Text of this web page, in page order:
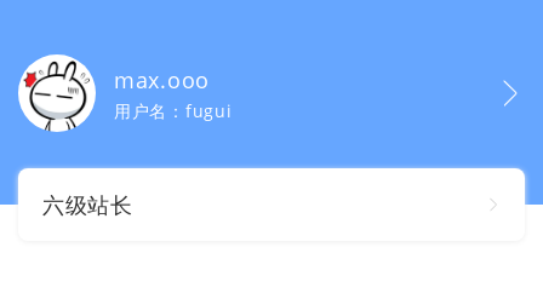
max.ooo
用户名：fugui
六级站长